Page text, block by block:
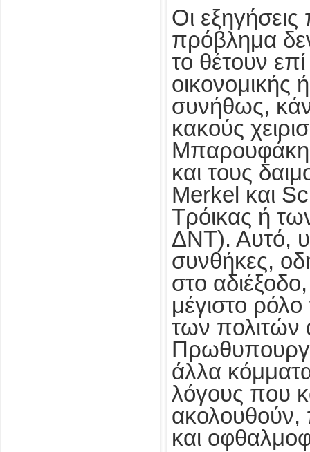
Οι εξηγήσεις
πρόβλημα δεν
το θέτουν επί
οικονομικής
συνήθως,
κακούς
Μπαρουφάκη
και τους
Merkel και
Τρόικας ή
ΔΝΤ). Αυτό,
συνθήκες,
στο
μέγιστο
των πολιτών
άλλα
λόγους που
ακολουθούν,
και